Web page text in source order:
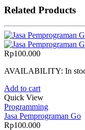
Related Products
Rp100.000
AVAILABILITY: In
Add to cart
Quick View
Programming
Jasa Pemprograman Go
Rp100.000